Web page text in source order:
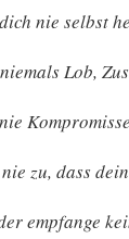
nie selbst
Lob,
nie zu, dass
empfange